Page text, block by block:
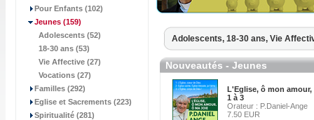
Pour Enfants (102)
Jeunes (159)
Adolescents (52)
18-30 ans (53)
Vie Affective (27)
Vocations (27)
Familles (292)
Eglise et Sacrements (223)
Spiritualité (281)
Adolescents, 18-30 ans, Vie
Nouveautés - Jeunes
L'Eglise, ô mon amour,
1 à 3
Orateur : P.Daniel-Ange
7.50 EUR